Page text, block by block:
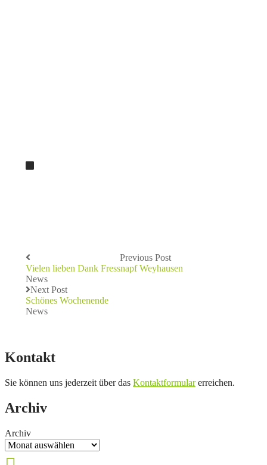
Previous Post
Vielen lieben Dank Fressnapf Weyhausen
News
Next Post
Schönes Wochenende
News
Kontakt
Sie können uns jederzeit über das Kontaktformularerreichen.
Archiv
Archiv